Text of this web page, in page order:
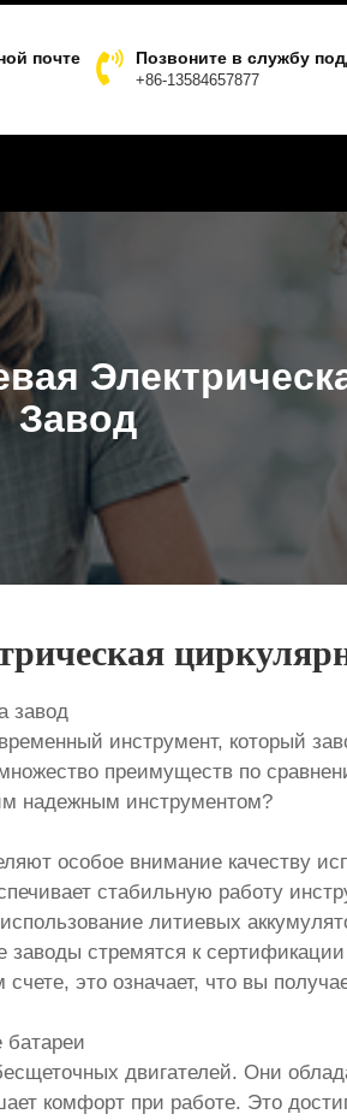
почте Позвоните в службу
+86-13584657877
Завод
завод
инструмент, который
преимуществ по
надежным инструментом?
особое внимание качеству
стабильную работу
литиевых
стремятся к
это означает, что вы
двигателей. Они
комфорт при работе. Это